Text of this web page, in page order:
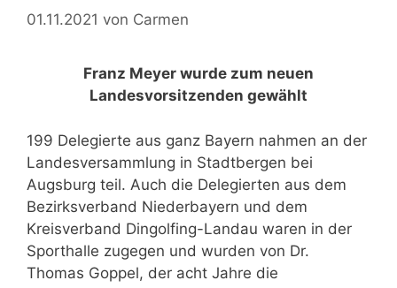
01.11.2021 von Carmen
Franz Meyer wurde zum neuen
Landesvorsitzenden gewählt
199 Delegierte aus ganz Bayern nahmen an der
Landesversammlung in Stadtbergen bei
Augsburg teil. Auch die Delegierten aus dem
Bezirksverband Niederbayern und dem
Kreisverband Dingolfing-Landau waren in der
Sporthalle zugegen und wurden von Dr.
Thomas Goppel, der acht Jahre die